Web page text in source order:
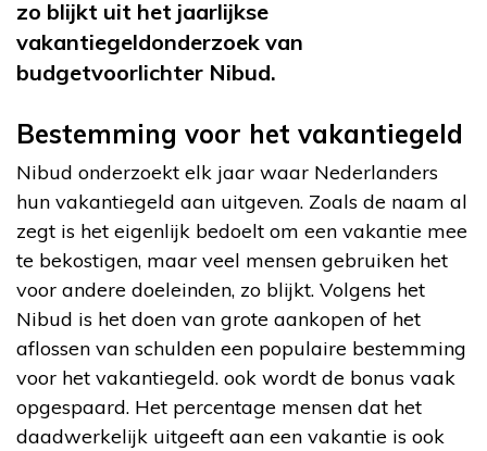
zo blijkt uit het jaarlijkse
vakantiegeldonderzoek van
budgetvoorlichter Nibud.
Bestemming voor het vakantiegeld
Nibud onderzoekt elk jaar waar Nederlanders
hun vakantiegeld aan uitgeven. Zoals de naam al
zegt is het eigenlijk bedoelt om een vakantie mee
te bekostigen, maar veel mensen gebruiken het
voor andere doeleinden, zo blijkt. Volgens het
Nibud is het doen van grote aankopen of het
aflossen van schulden een populaire bestemming
voor het vakantiegeld. ook wordt de bonus vaak
opgespaard. Het percentage mensen dat het
daadwerkelijk uitgeeft aan een vakantie is ook